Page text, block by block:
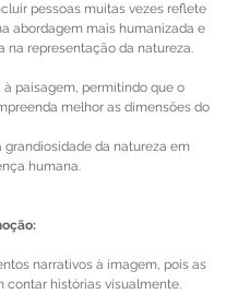
pessoas muitas vezes reflete
abordagem mais humanizada e
na representação da natureza.
à paisagem, permitindo que o
melhor as dimensões do
grandiosidade da natureza em
humana.
narrativos à imagem, pois as
contar histórias visualmente.